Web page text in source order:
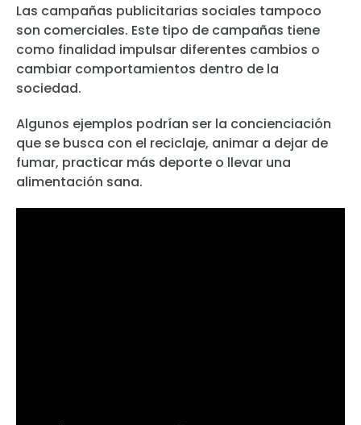
Las campañas publicitarias sociales tampoco
son comerciales. Este tipo de campañas tiene
como finalidad impulsar diferentes cambios o
cambiar comportamientos dentro de la
sociedad.
Algunos ejemplos podrían ser la concienciación
que se busca con el reciclaje, animar a dejar de
fumar, practicar más deporte o llevar una
alimentación sana.